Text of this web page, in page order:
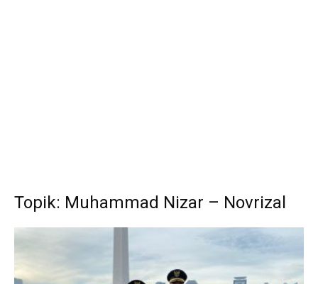
Topik: Muhammad Nizar – Novrizal